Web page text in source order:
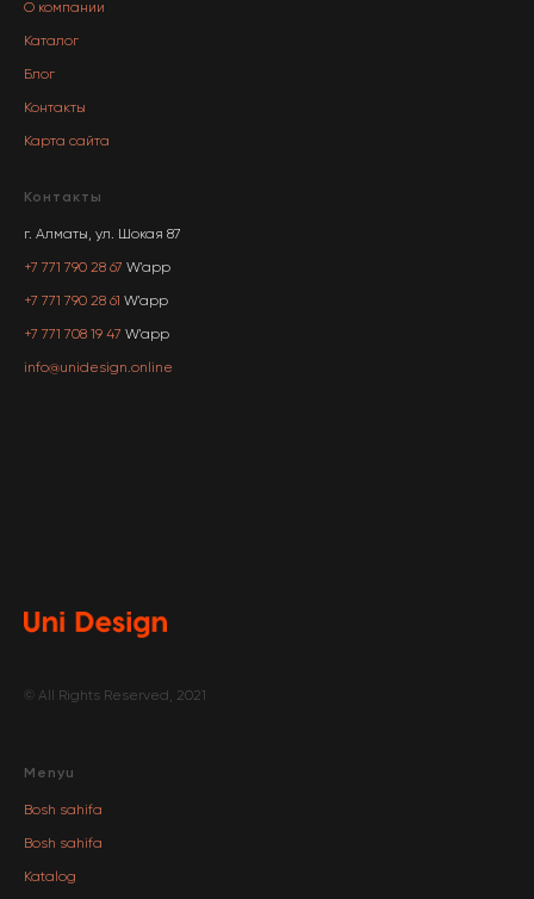
О компании
Каталог
Блог
Контакты
Карта сайта
Контакты
г. Алматы, ул. Шокая 87
+7 771 790 28 67 W'app
+7 771 790 28 61 W'app
+7 771 708 19 47 W'app
info@unidesign.online
© All Rights Reserved, 2021
Menyu
Bosh sahifa
Bosh sahifa
Katalog